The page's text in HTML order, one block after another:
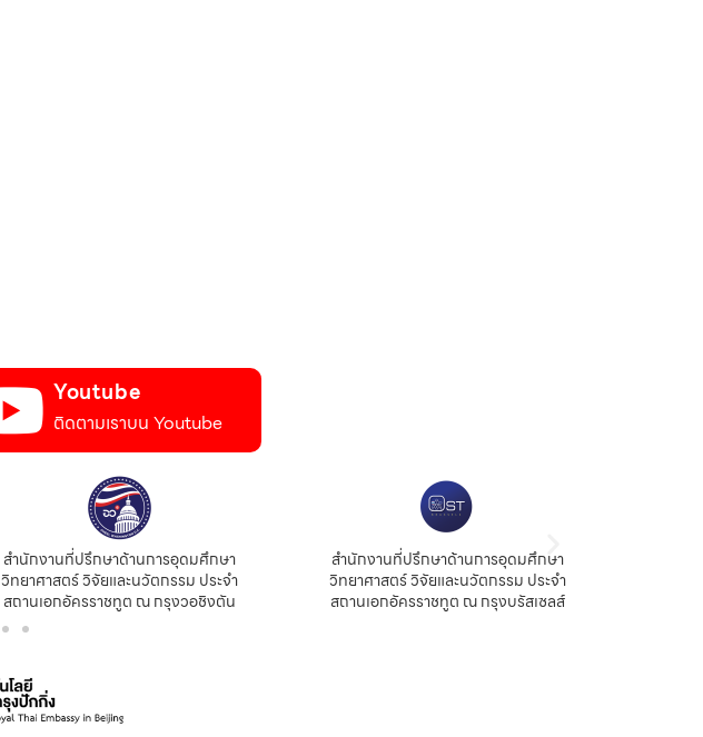
Youtube
ติดตามเราบน Youtube
สำนักงานที่ปรึกษาด้านการอุดมศึกษา
วิทยาศาสตร์ วิจัยและนวัตกรรม ประจำ
สถานเอกอัครราชทูต ณ กรุงวอชิงตัน
สำนักงานที่ปรึกษาด้านการอุดมศึกษา
วิทยาศาสตร์ วิจัยและนวัตกรรม ประจำ
สถานเอกอัครราชทูต ณ กรุงบรัสเซลส์